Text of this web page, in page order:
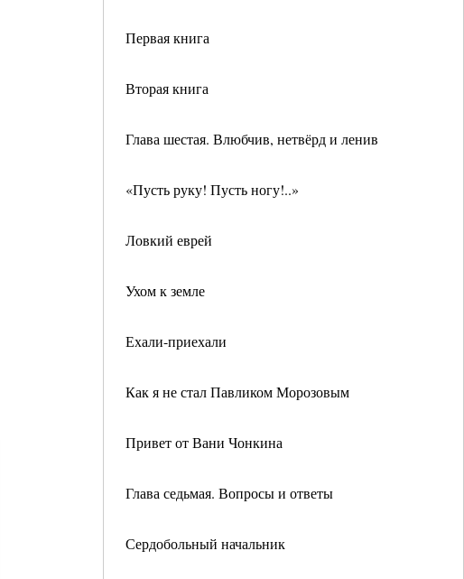
Первая книга
Вторая книга
Глава шестая. Влюбчив, нетвёрд и ленив
«Пусть руку! Пусть ногу!..»
Ловкий еврей
Ухом к земле
Ехали-приехали
Как я не стал Павликом Морозовым
Привет от Вани Чонкина
Глава седьмая. Вопросы и ответы
Сердобольный начальник